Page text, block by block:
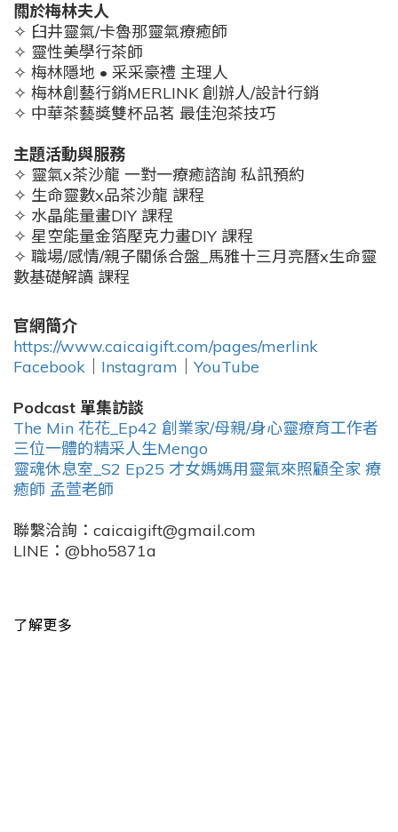
關於梅林夫人
✧ 臼井靈氣/卡魯那靈氣療癒師
✧ 靈性美學行茶師
✧ 梅林隱地 • 采采豪禮 主理人
✧ 梅林創藝行銷MERLINK 創辦人/設計行銷
✧ 中華茶藝獎雙杯品茗 最佳泡茶技巧
主題活動與服務
✧ 靈氣x茶沙龍 一對一療癒諮詢 私訊預約
✧ 生命靈數x品茶沙龍 課程
✧ 水晶能量畫DIY 課程
✧ 星空能量金箔壓克力畫DIY 課程
✧ 職場/感情/親子關係合盤_馬雅十三月亮曆x生命靈
數基礎解讀 課程
官網簡介
https://www.caicaigift.com/pages/merlink
Facebook
Instagram
YouTube
Podcast 單集訪談
The Min 花花_Ep42 創業家/母親/身心靈療育工作者
三位一體的精采人生Mengo
靈魂休息室_S2 Ep25 才女媽媽用靈氣來照顧全家 療
癒師 孟萱老師
聯繫洽詢：caicaigift@gmail.com
LINE：@bho5871a
了解更多